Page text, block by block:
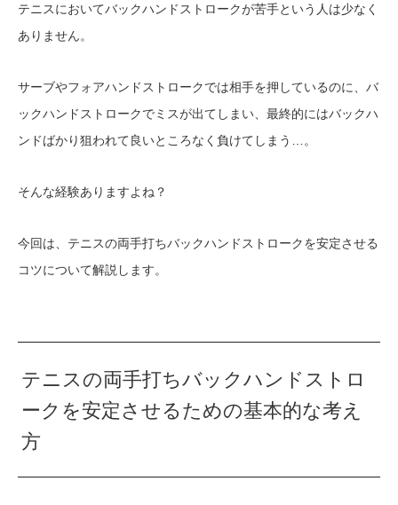
テニスにおいてバックハンドストロークが苦手という人は少なく
ありません。
サーブやフォアハンドストロークでは相手を押しているのに、バ
ックハンドストロークでミスが出てしまい、最終的にはバックハ
ンドばかり狙われて良いところなく負けてしまう…。
そんな経験ありますよね？
今回は、テニスの両手打ちバックハンドストロークを安定させる
コツについて解説します。
テニスの両手打ちバックハンドストロ
ークを安定させるための基本的な考え
方